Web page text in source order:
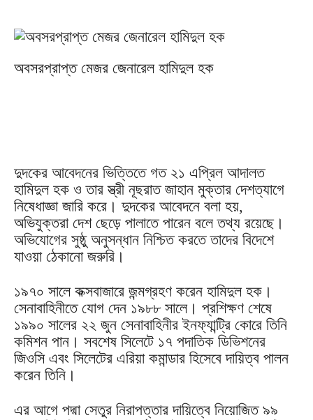
অবসরপ্রাপ্ত মেজর জেনারেল হামিদুল হক
দুদকের আবেদনের ভিত্তিতে গত ২১ এপ্রিল আদালত
হামিদুল হক ও তার স্ত্রী নূছরাত জাহান মুক্তার দেশত্যাগে
নিষেধাজ্ঞা জারি করে। দুদকের আবেদনে বলা হয়,
অভিযুক্তরা দেশ ছেড়ে পালাতে পারেন বলে তথ্য রয়েছে।
অভিযোগের সুষ্ঠু অনুসন্ধান নিশ্চিত করতে তাদের বিদেশে
যাওয়া ঠেকানো জরুরি।
১৯৭০ সালে কক্সবাজারে জন্মগ্রহণ করেন হামিদুল হক।
সেনাবাহিনীতে যোগ দেন ১৯৮৮ সালে। প্রশিক্ষণ শেষে
১৯৯০ সালের ২২ জুন সেনাবাহিনীর ইনফ্যান্ট্রি কোরে তিনি
কমিশন পান। সবশেষ সিলেটে ১৭ পদাতিক ডিভিশনের
জিওসি এবং সিলেটের এরিয়া কমান্ডার হিসেবে দায়িত্ব পালন
করেন তিনি।
এর আগে পদ্মা সেতুর নিরাপত্তার দায়িত্বে নিয়োজিত ৯৯